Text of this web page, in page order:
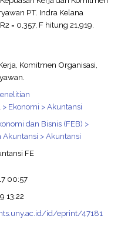
PT. Indra Kelana
= 0,357, F hitung 21,919.
Komitmen Organisasi,
> Ekonomi > Akuntansi
dan Bisnis (FEB) >
Akuntansi > Akuntansi
FE
00:57
13:22
id/eprint/47181